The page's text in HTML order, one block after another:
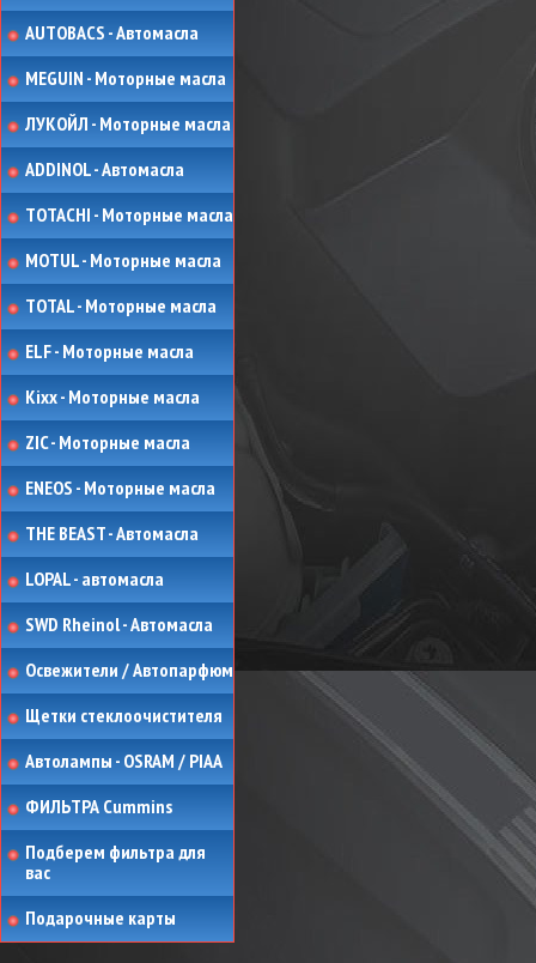
AUTOBACS - Автомасла
MEGUIN - Моторные масла
ЛУКОЙЛ - Моторные масла
ADDINOL - Автомасла
TOTACHI - Моторные масла
MOTUL - Моторные масла
TOTAL - Моторные масла
ELF - Моторные масла
Kixx - Моторные масла
ZIC - Моторные масла
ENEOS - Моторные масла
THE BEAST - Автомасла
LOPAL - автомасла
SWD Rheinol - Автомасла
Освежители / Автопарфюм
Щетки стеклоочистителя
Автолампы - OSRAM / PIAA
ФИЛЬТРА Cummins
Подберем фильтра для
вас
Подарочные карты